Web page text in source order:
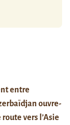
entre
ouvre-
vers l’Asie